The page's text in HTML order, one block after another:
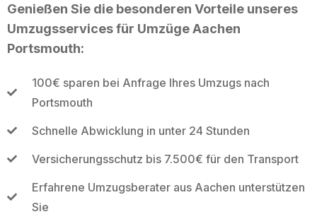
Genießen Sie die besonderen Vorteile unseres
Umzugsservices für Umzüge Aachen
Portsmouth:
100€ sparen bei Anfrage Ihres Umzugs nach
Portsmouth
Schnelle Abwicklung in unter 24 Stunden
Versicherungsschutz bis 7.500€ für den Transport
Erfahrene Umzugsberater aus Aachen unterstützen
Sie